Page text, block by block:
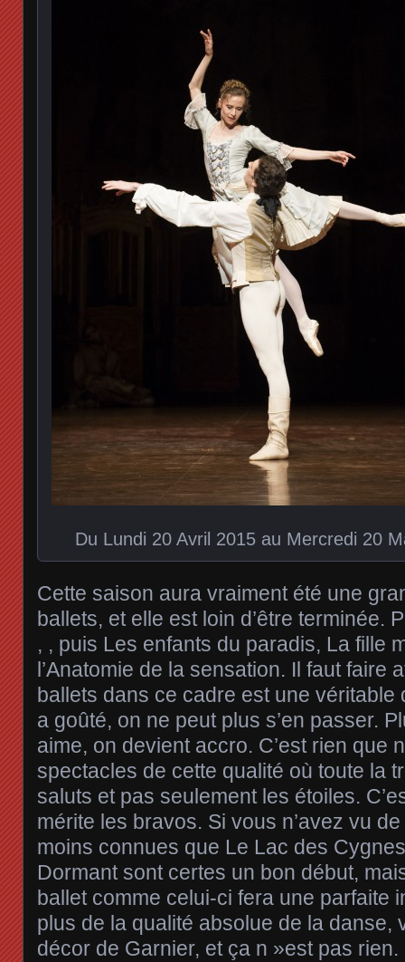
Du Lundi 20 Avril 2015 au Mercredi 20
Cette saison aura vraiment été une
ballets, et elle est loin d’être terminée.
, , puis Les enfants du paradis, La fille
l’Anatomie de la sensation. Il faut faire
ballets dans ce cadre est une véritable
a goûté, on ne peut plus s’en passer.
aime, on devient accro. C’est rien que
spectacles de cette qualité où toute la
saluts et pas seulement les étoiles.
mérite les bravos. Si vous n’avez vu
moins connues que Le Lac des
Dormant sont certes un bon début,
ballet comme celui-ci fera une parfaite
plus de la qualité absolue de la danse,
décor de Garnier, et ça n »est pas rien.